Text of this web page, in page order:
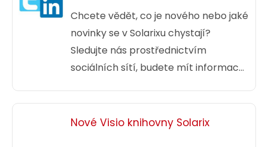
Chcete vědět, co je nového nebo jaké
novinky se v Solarixu chystají?
Sledujte nás prostřednictvím
sociálních sítí, budete mít informace
Nové Visio knihovny Solarix